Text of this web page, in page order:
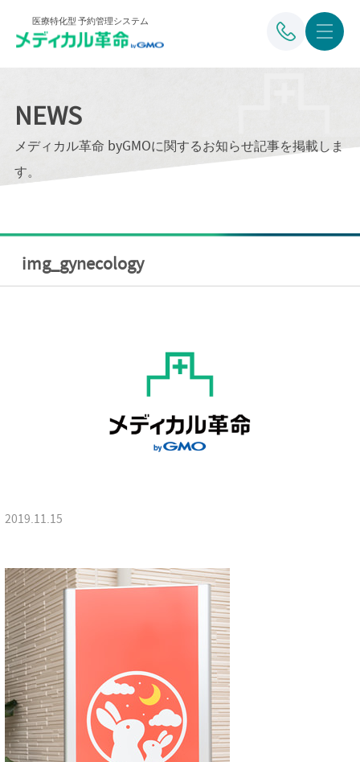
医療特化型 予約管理システム
NEWS
メディカル革命 byGMOに関するお知らせ記事を掲載しま
す。
img_gynecology
2019.11.15